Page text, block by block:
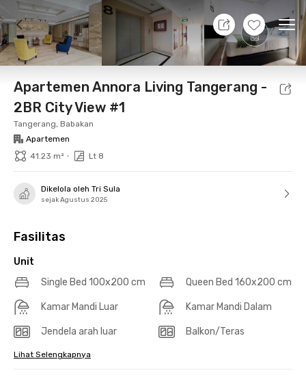
+13
8 Agt 26 - Belum tahu
Foto Fasilitas bersama Lokasi Aturan
Apartemen Annora Living Tangerang -
2BR City View #1
Tangerang, Babakan
Apartemen
41.23 m² • Lt 8
Dikelola oleh Tri Sula
sejak Agustus 2025
Fasilitas
Unit
Single Bed 100x200 cm
Queen Bed 160x200 cm
Kamar Mandi Luar Kamar Mandi Dalam
Jendela arah luar Balkon/Teras
Lihat Selengkapnya